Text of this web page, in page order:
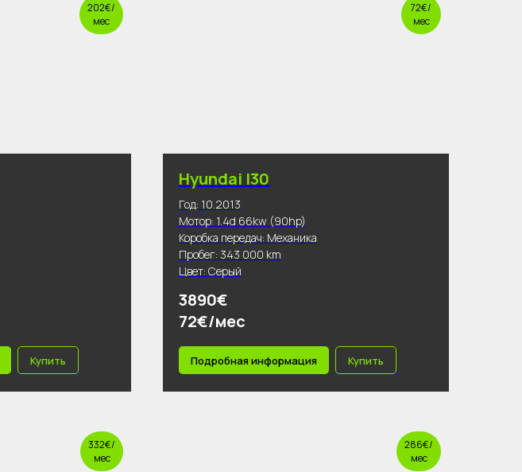
202€/
мес
Купить
72€/
мес
Hyundai I30
Год: 10.2013
Мотор: 1.4d 66kw (90hp)
Коробка передач: Механика
Пробег: 343 000 km
Цвет: Серый
3890€
72€/мес
Подробная информация Купить
332€/
мес
286€/
мес